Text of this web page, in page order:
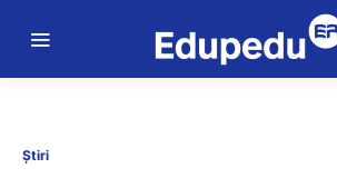
Știri